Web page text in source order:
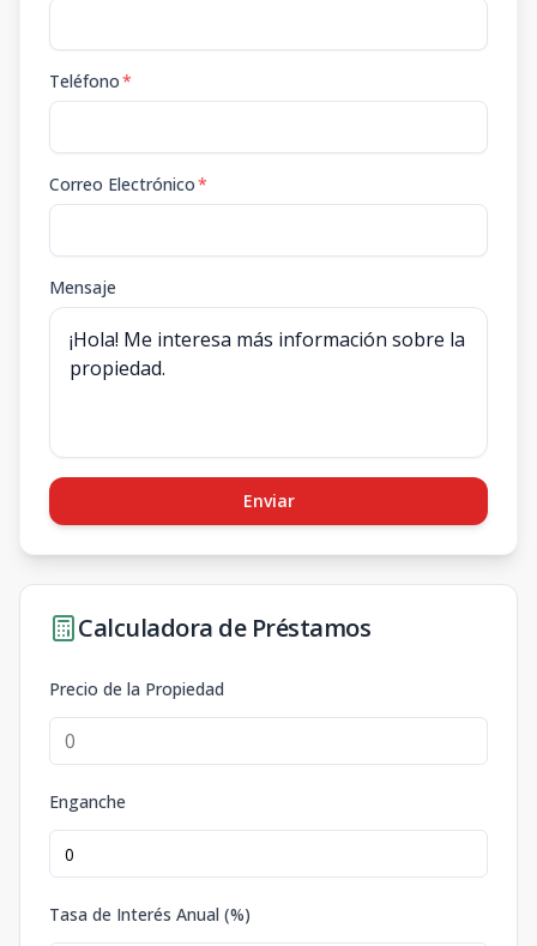
Teléfono*
Correo Electrónico*
Mensaje
Enviar
Calculadora de Préstamos
Precio de la Propiedad
Enganche
Tasa de Interés Anual (%)